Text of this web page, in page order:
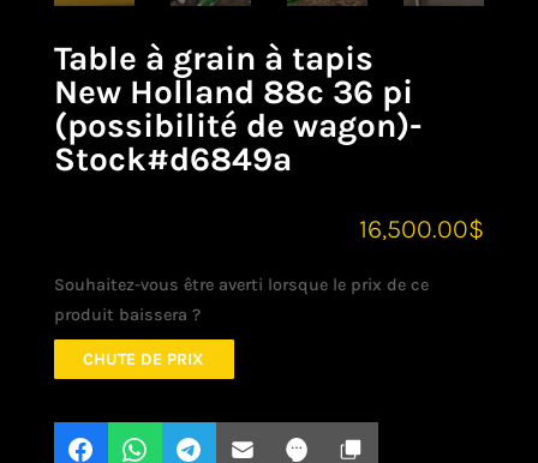
Table à grain à tapis
New Holland 88c 36 pi
(possibilité de wagon)-
Stock#d6849a
16,500.00$
Souhaitez-vous être averti lorsque le prix de ce
produit baissera ?
CHUTE DE PRIX